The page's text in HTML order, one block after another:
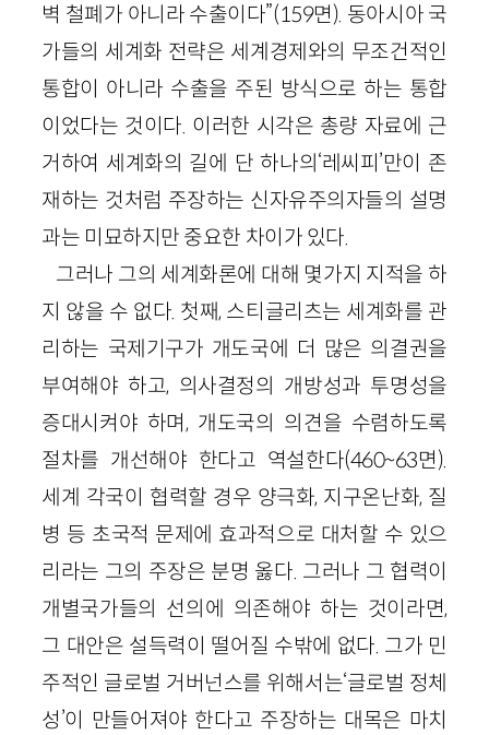
벽 철폐가 아니라 수출이다”(159면). 동아시아 국
가들의 세계화 전략은 세계경제와의 무조건적인
통합이 아니라 수출을 주된 방식으로 하는 통합
이었다는 것이다. 이러한 시각은 총량 자료에 근
거하여 세계화의 길에 단 하나의‘레씨피’만이 존
재하는 것처럼 주장하는 신자유주의자들의 설명
과는 미묘하지만 중요한 차이가 있다.
그러나 그의 세계화론에 대해 몇가지 지적을 하
지 않을 수 없다. 첫째, 스티글리츠는 세계화를 관
리하는 국제기구가 개도국에 더 많은 의결권을
부여해야 하고, 의사결정의 개방성과 투명성을
증대시켜야 하며, 개도국의 의견을 수렴하도록
절차를 개선해야 한다고 역설한다(460~63면).
세계 각국이 협력할 경우 양극화, 지구온난화, 질
병 등 초국적 문제에 효과적으로 대처할 수 있으
리라는 그의 주장은 분명 옳다. 그러나 그 협력이
개별국가들의 선의에 의존해야 하는 것이라면,
그 대안은 설득력이 떨어질 수밖에 없다. 그가 민
주적인 글로벌 거버넌스를 위해서는‘글로벌 정체
성’이 만들어져야 한다고 주장하는 대목은 마치